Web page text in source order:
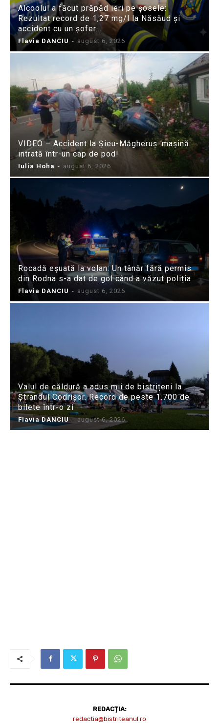
Alcoolul a făcut prăpăd ieri pe șosele:
Rezultat record de 1,27 mg/l la Năsăud și
accident cu un șofer...
Flavia DANCIU - august 6, 2026
VIDEO – Accident la Șieu-Măgheruș: mașină
intrată într-un cap de pod!
Iulia Hoha - august 6, 2026
Rocadă eșuată la volan: Un tânăr fără permis
din Rodna s-a dat de gol când a văzut poliția
Flavia DANCIU - august 6, 2026
Valul de căldură a adus mii de bistrițeni la
Ștrandul Codrișor. Record de peste 1.700 de
bilete într-o zi
Flavia DANCIU - august 6, 2026
REDACȚIA:
redactia@bistriteanul.ro